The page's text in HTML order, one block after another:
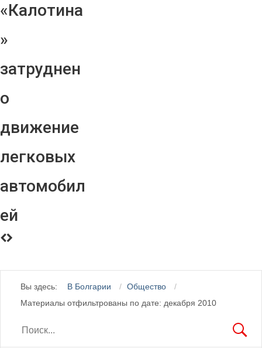
«Калотина
»
затруднен
о
движение
легковых
автомобил
ей
Вы здесь: В Болгарии
Общество
Материалы отфильтрованы по дате: декабря 2010